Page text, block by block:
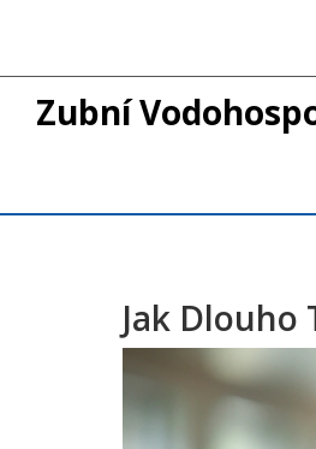
Zubní
Jak Dlouho